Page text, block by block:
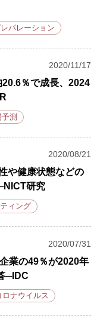
パレーション
2020/11/17
％で成長、2024
測
2020/08/21
や健康状態などの
研究
ィング
2020/07/31
業の49％が2020年
─IDC
ロナウイルス